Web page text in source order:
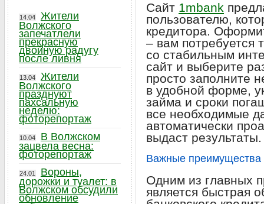
Сайт 1mbank
пользователю,
кредитора.
– вам потребуется
со стабильным
сайт и выберите
просто заполните
в удобной форме,
займа и сроки
все необходимые
автоматически
выдаст результаты.
Важные преимущества
Одним из главных
является быстрая
14.04
Жители
Волжского
запечатлели
прекрасную
двойную радугу
после ливня
13.04
Жители
Волжского
празднуют
пахсальную
неделю:
фоторепортаж
10.04
В Волжском
зацвела весна:
фоторепортаж
24.01
Вороны,
дорожки и туалет: в
Волжском обсудили
обновление